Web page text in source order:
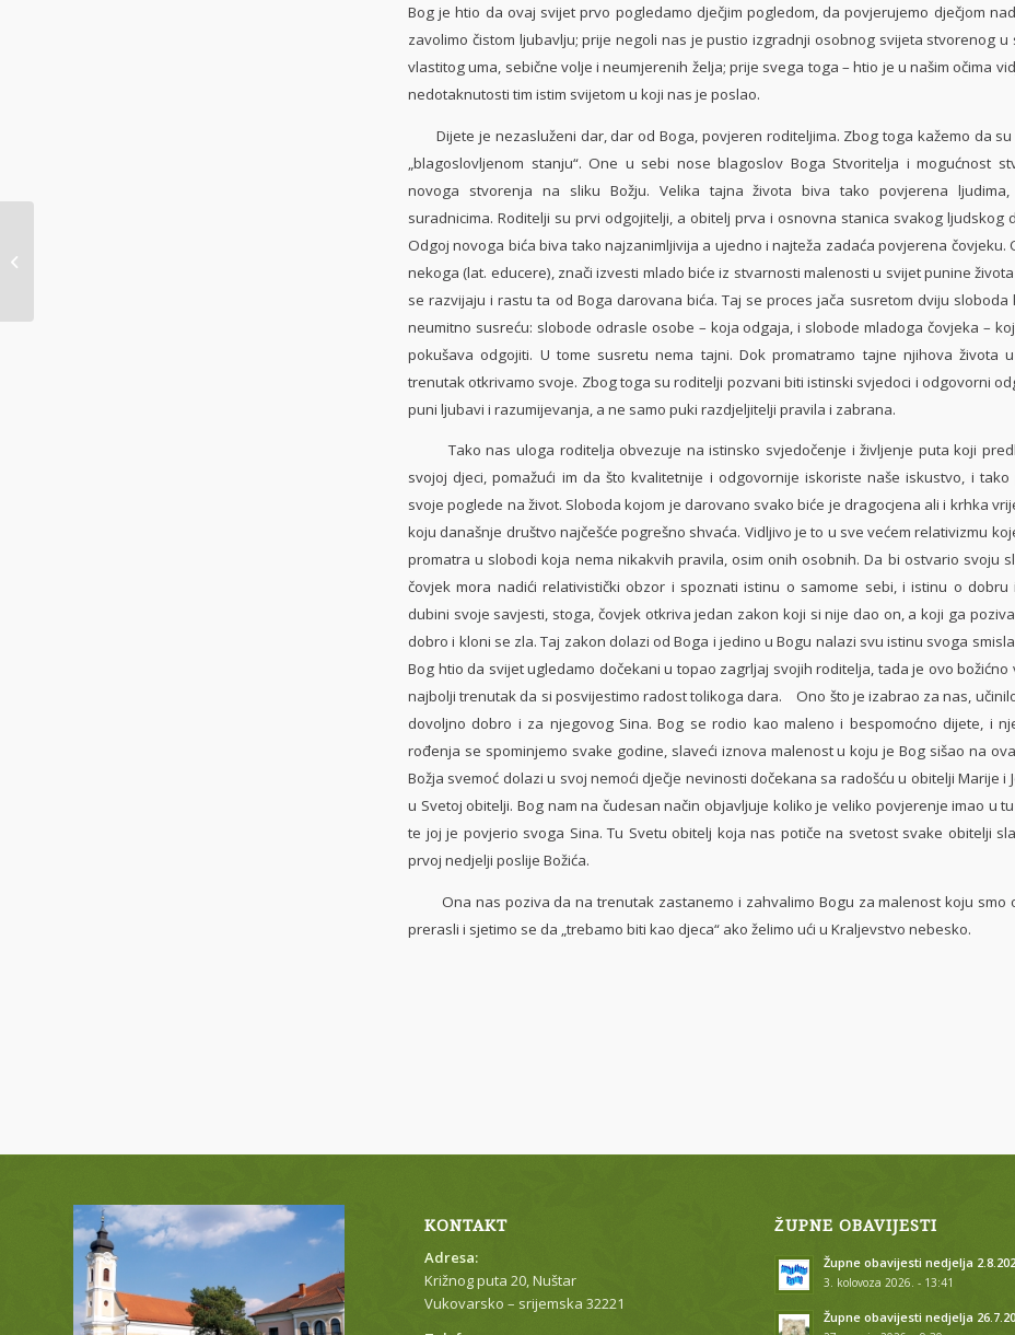
Bog je htio da ovaj svijet prvo pogledamo dječjim pogledom, da povjerujemo dječjom
zavolimo čistom ljubavlju; prije negoli nas je pustio izgradnji osobnog svijeta stvorenog u
vlastitog uma, sebične volje i neumjerenih želja; prije svega toga – htio je u našim očima
nedotaknutosti tim istim svijetom u koji nas je poslao.
Dijete je nezasluženi dar, dar od Boga, povjeren roditeljima. Zbog toga kažemo da su
„blagoslovljenom stanju“. One u sebi nose blagoslov Boga Stvoritelja i mogućnost
novoga stvorenja na sliku Božju. Velika tajna života biva tako povjerena ljudima,
suradnicima. Roditelji su prvi odgojitelji, a obitelj prva i osnovna stanica svakog ljudskog
Odgoj novoga bića biva tako najzanimljivija a ujedno i najteža zadaća povjerena čovjeku.
nekoga (lat. educere), znači izvesti mlado biće iz stvarnosti malenosti u svijet punine
se razvijaju i rastu ta od Boga darovana bića. Taj se proces jača susretom dviju sloboda
neumitno susreću: slobode odrasle osobe – koja odgaja, i slobode mladoga čovjeka –
pokušava odgojiti. U tome susretu nema tajni. Dok promatramo tajne njihova života
trenutak otkrivamo svoje. Zbog toga su roditelji pozvani biti istinski svjedoci i odgovorni
puni ljubavi i razumijevanja, a ne samo puki razdjeljitelji pravila i zabrana.
Tako nas uloga roditelja obvezuje na istinsko svjedočenje i življenje puta koji
svojoj djeci, pomažući im da što kvalitetnije i odgovornije iskoriste naše iskustvo, i tako
svoje poglede na život. Sloboda kojom je darovano svako biće je dragocjena ali i krhka
koju današnje društvo najčešće pogrešno shvaća. Vidljivo je to u sve većem relativizmu
promatra u slobodi koja nema nikakvih pravila, osim onih osobnih. Da bi ostvario svoju
čovjek mora nadići relativistički obzor i spoznati istinu o samome sebi, i istinu o dobru
dubini svoje savjesti, stoga, čovjek otkriva jedan zakon koji si nije dao on, a koji ga
dobro i kloni se zla. Taj zakon dolazi od Boga i jedino u Bogu nalazi svu istinu svoga
Bog htio da svijet ugledamo dočekani u topao zagrljaj svojih roditelja, tada je ovo božićno
najbolji trenutak da si posvijestimo radost tolikoga dara. Ono što je izabrao za nas,
dovoljno dobro i za njegovog Sina. Bog se rodio kao maleno i bespomoćno dijete, i
rođenja se spominjemo svake godine, slaveći iznova malenost u koju je Bog sišao na
Božja svemoć dolazi u svoj nemoći dječje nevinosti dočekana sa radošću u obitelji Marije i
u Svetoj obitelji. Bog nam na čudesan način objavljuje koliko je veliko povjerenje imao u
te joj je povjerio svoga Sina. Tu Svetu obitelj koja nas potiče na svetost svake obitelji
prvoj nedjelji poslije Božića.
Ona nas poziva da na trenutak zastanemo i zahvalimo Bogu za malenost koju smo
prerasli i sjetimo se da „trebamo biti kao djeca“ ako želimo ući u Kraljevstvo nebesko.
KONTAKT
Adresa:
Križnog puta 20, Nuštar
Vukovarsko – srijemska 32221
ŽUPNE OBAVIJESTI
Župne obavijesti nedjelja
3. kolovoza 2026. - 13:41
Župne obavijesti nedjelja